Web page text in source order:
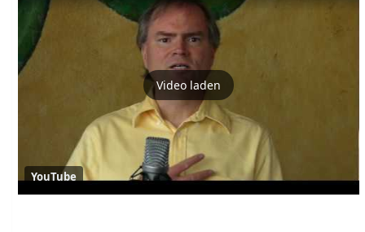
Video laden
YouTube